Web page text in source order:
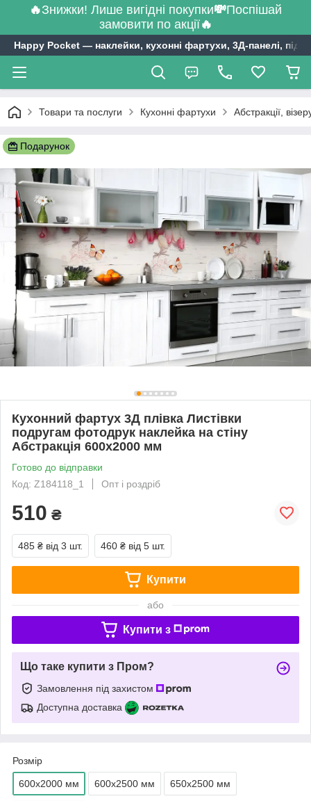
🔥Знижки! Лише вигідні покупки💸Поспішай
замовити по акції🔥
Happy Pocket ― наклейки, кухонні фартухи, 3Д-панелі,
Товари та послуги Кухонні фартухи Абстракції,
Подарунок
Кухонний фартух 3Д плівка Листівки
подругам фотодрук наклейка на стіну
Абстракція 600х2000 мм
Готово до відправки
Код: Z184118_1
Опт і роздріб
510 ₴
485 ₴ від 3 шт. 460 ₴ від 5 шт.
Купити
або
Купити з
Що таке купити з Пром?
Замовлення під захистом
Доступна доставка
Розмір
600х2000 мм 600х2500 мм 650х2500 мм